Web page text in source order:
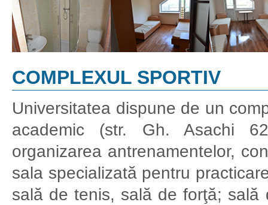
COMPLEXUL SPORTIV
Universitatea dispune de un
academic (str. Gh. Asachi
organizarea antrenamentelor,
sala specializată pentru
sală de tenis, sală de forţă;